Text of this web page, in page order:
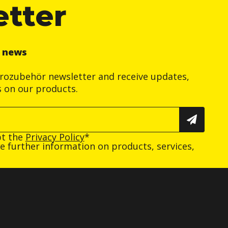
newsletter and receive updates,
on our products.
the Privacy Policy*
further information on products, services,